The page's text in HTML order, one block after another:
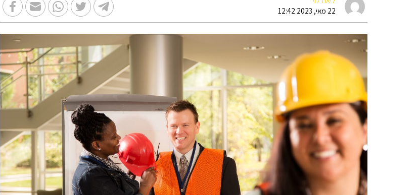
22 מאי, 2023 12:42